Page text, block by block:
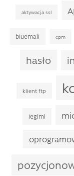
aktywacja ssl
bluemail cpm
hasło
klient ftp
legimi